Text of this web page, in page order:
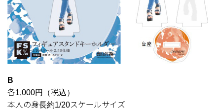
B
各1,000円（税込）
本人の身長約1/20スケールサイズ